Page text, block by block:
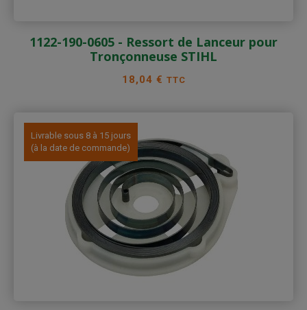
1122-190-0605 - Ressort de Lanceur pour
Tronçonneuse STIHL
Prix
18,04 € TTC
Livrable sous 8 à 15 jours
(à la date de commande)